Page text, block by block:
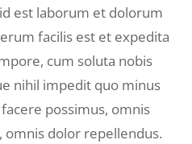
est laborum et dolorum
facilis est et expedita
cum soluta nobis
nihil impedit quo minus
possimus, omnis
omnis dolor repellendus.